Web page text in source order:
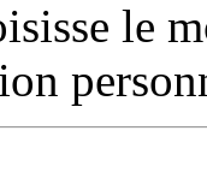
le